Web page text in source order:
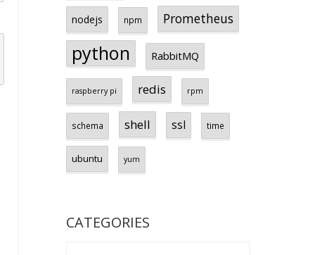
nodejs npm Prometheus
python RabbitMQ
raspberry pi redis rpm
schema shell ssl time
ubuntu yum
CATEGORIES